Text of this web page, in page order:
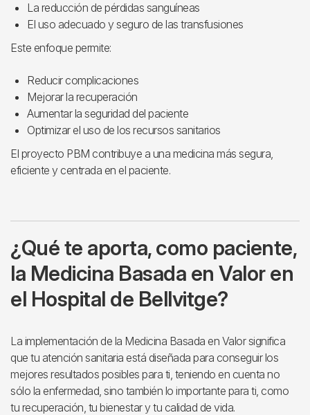
La reducción de pérdidas sanguíneas
El uso adecuado y seguro de las transfusiones
Este enfoque permite:
Reducir complicaciones
Mejorar la recuperación
Aumentar la seguridad del paciente
Optimizar el uso de los recursos sanitarios
El proyecto PBM contribuye a una medicina más segura,
eficiente y centrada en el paciente.
¿Qué te aporta, como paciente,
la Medicina Basada en Valor en
el Hospital de Bellvitge?
La implementación de la Medicina Basada en Valor significa
que tu atención sanitaria está diseñada para conseguir los
mejores resultados posibles para ti, teniendo en cuenta no
sólo la enfermedad, sino también lo importante para ti, como
tu recuperación, tu bienestar y tu calidad de vida.